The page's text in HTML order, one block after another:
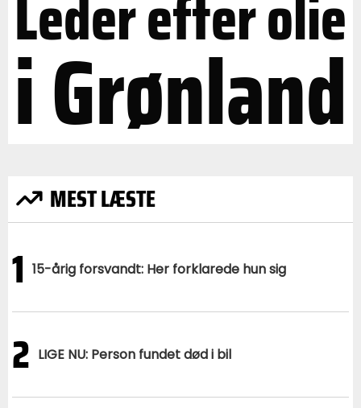
i Grønland
MEST LÆSTE
1 15-årig forsvandt: Her forklarede hun sig
2 LIGE NU: Person fundet død i bil